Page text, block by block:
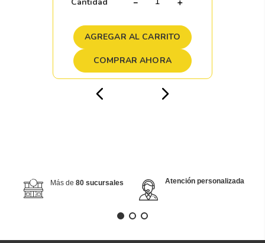
＋
－
AGREGAR AL CARRITO
COMPRAR AHORA
Más de 80 sucursales Atención personalizada